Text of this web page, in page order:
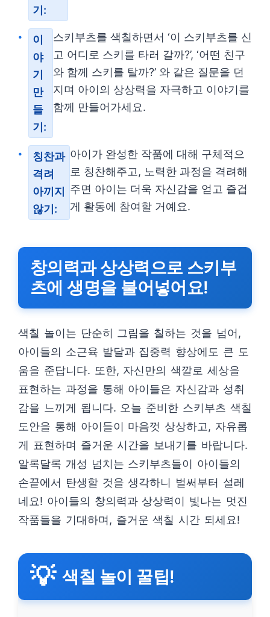
기:
이
야
기
만
들
기:
스키부츠를 색칠하면서 ‘이 스키부츠를 신
고 어디로 스키를 타러 갈까?’, ‘어떤 친구
와 함께 스키를 탈까?’ 와 같은 질문을 던
지며 아이의 상상력을 자극하고 이야기를
함께 만들어가세요.
칭찬과
격려
아끼지
않기:
아이가 완성한 작품에 대해 구체적으
로 칭찬해주고, 노력한 과정을 격려해
주면 아이는 더욱 자신감을 얻고 즐겁
게 활동에 참여할 거예요.
창의력과 상상력으로 스키부
츠에 생명을 불어넣어요!
색칠 놀이는 단순히 그림을 칠하는 것을 넘어,
아이들의 소근육 발달과 집중력 향상에도 큰 도
움을 준답니다. 또한, 자신만의 색깔로 세상을
표현하는 과정을 통해 아이들은 자신감과 성취
감을 느끼게 됩니다. 오늘 준비한 스키부츠 색칠
도안을 통해 아이들이 마음껏 상상하고, 자유롭
게 표현하며 즐거운 시간을 보내기를 바랍니다.
알록달록 개성 넘치는 스키부츠들이 아이들의
손끝에서 탄생할 것을 생각하니 벌써부터 설레
네요! 아이들의 창의력과 상상력이 빛나는 멋진
작품들을 기대하며, 즐거운 색칠 시간 되세요!
💡 색칠 놀이 꿀팁!